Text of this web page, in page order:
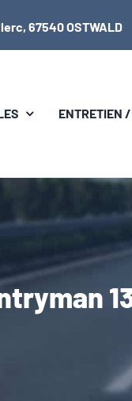
67540 OSTWALD
ENTRETIEN